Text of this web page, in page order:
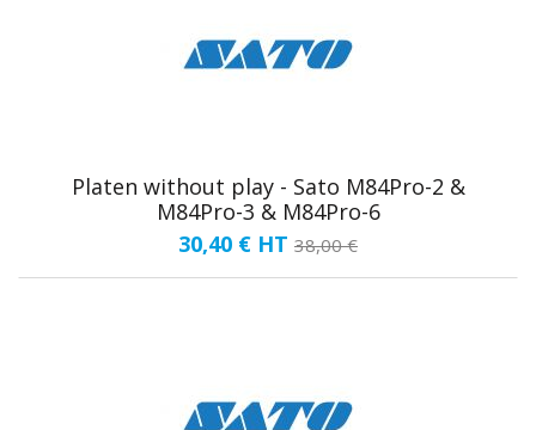
Platen without play - Sato M84Pro-2 &
M84Pro-3 & M84Pro-6
30,40 € HT 38,00 €